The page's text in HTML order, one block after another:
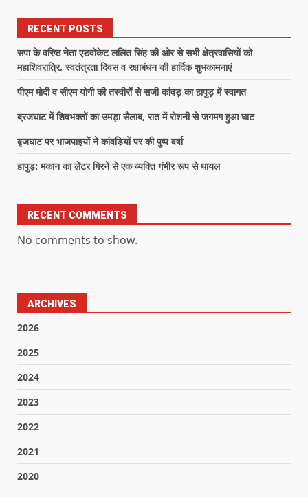
RECENT POSTS
सपा के वरिष्ठ नेता एडवोकेट ललित सिंह की ओर से सभी क्षेत्रवासियों को
महाशिवरात्रि, स्वतंत्रता दिवस व रक्षाबंधन की हार्दिक शुभकामनाएं
पीएम मोदी व सीएम योगी की तस्वीरों से सजी कांवड़ का हापुड़ में स्वागत
ब्रजघाट में शिवभक्तों का उमड़ा सैलाब, रात में रोशनी से जगमग हुआ घाट
बृजघाट पर भाजपाइयों ने कांवड़ियों पर की पुष्प वर्षा
हापुड़: मकान का लेंटर गिरने से एक व्यक्ति गंभीर रूप से घायल
RECENT COMMENTS
No comments to show.
ARCHIVES
2026
2025
2024
2023
2022
2021
2020